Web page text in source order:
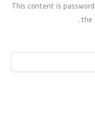
This content is
the